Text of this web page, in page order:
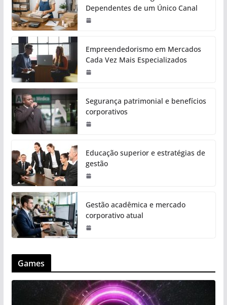
Dependentes de um Único Canal
Empreendedorismo em Mercados
Cada Vez Mais Especializados
Segurança patrimonial e benefícios
corporativos
Educação superior e estratégias de
gestão
Gestão acadêmica e mercado
corporativo atual
Games